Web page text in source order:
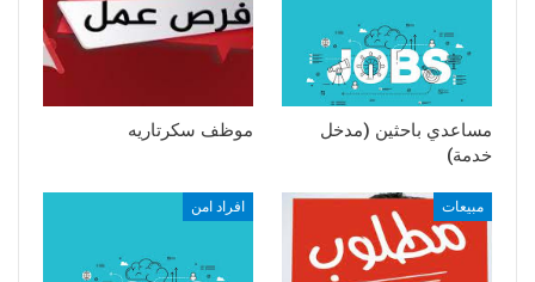
مساعدي باحثين (مدخل
خدمة)
موظف سكرتاريه
مبيعات افراد امن